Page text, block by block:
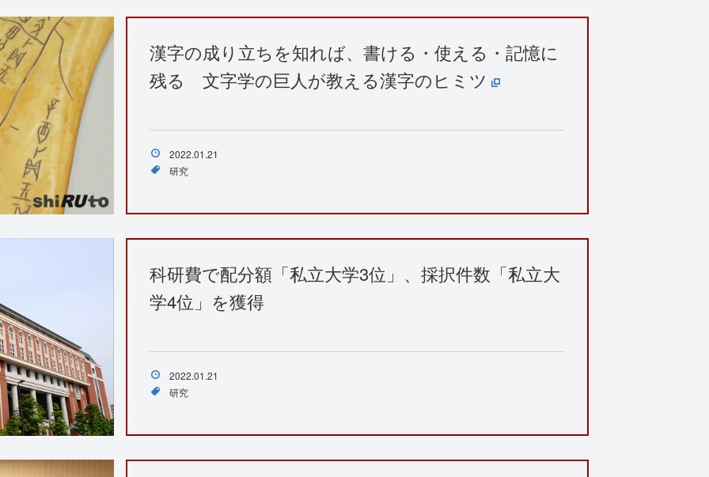
漢字の成り立ちを知れば、書ける・使える・記憶に
残る 文字学の巨人が教える漢字のヒミツ
2022.01.21
研究
科研費で配分額「私立大学3位」、採択件数「私立大
学4位」を獲得
2022.01.21
研究